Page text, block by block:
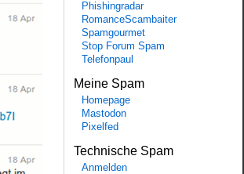
Phishingradar
RomanceScambaiter
Spamgourmet
Stop Forum Spam
Telefonpaul
Meine Spam
Homepage
Mastodon
Pixelfed
Technische Spam
Anmelden